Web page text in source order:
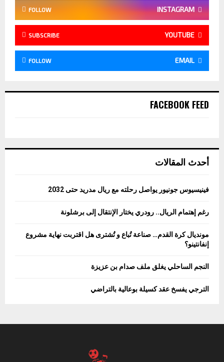
INSTAGRAM
FOLLOW
YOUTUBE
SUBSCRIBE
EMAIL
FOLLOW
FACEBOOK FEED
أحدث المقالات
فينيسيوس جونيور يواصل رحلته مع ريال مدريد حتى 2032
رغم إهتمام الريال.. رودري يختار الإنتقال إلى برشلونة
مونديال كرة القدم… صناعة تُباع و تُشترى هل اقتربت نهاية مشروع
إنفانتينو؟
النجم الساحلي يغلق ملف صدام بن عزيزة
الترجي يفسخ عقد كسيلة بوعالية بالتراضي